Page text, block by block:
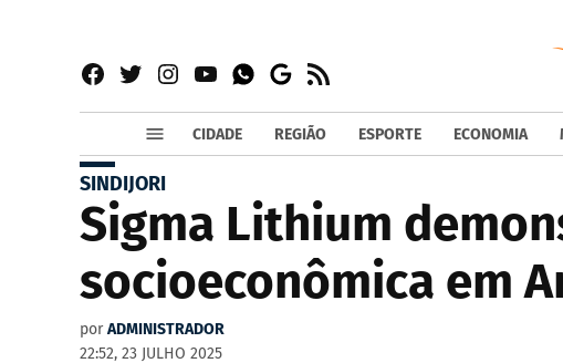
Facebook
TwitterInstagram
YouTubeWhatsapp
Google
News
RSS
CIDADE REGIÃO ESPORTE ECONOMIA
SINDIJORI
Sigma Lithium
socioeconômica em
por ADMINISTRADOR
22:52, 23 JULHO 2025